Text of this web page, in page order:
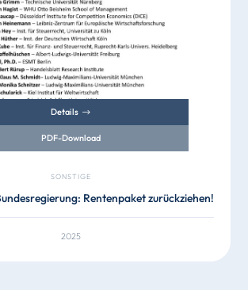
Details
PDF-Download
SONSTIGE
Rentenpaket zurückziehen!
2025